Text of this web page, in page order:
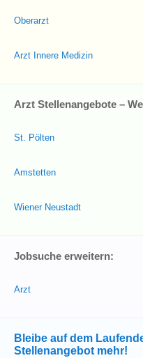
Oberarzt
Arzt Innere Medizin
Arzt Stellenangebote –
St. Pölten
Amstetten
Wiener Neustadt
Jobsuche erweitern:
Arzt
Bleibe auf dem
Stellenangebot mehr!